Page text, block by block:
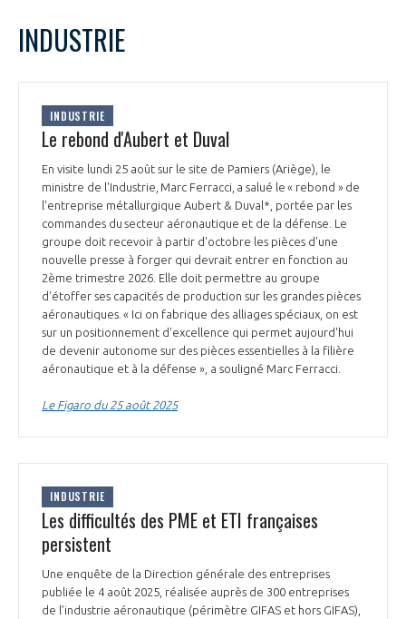
PRÉSENTATION
NOTRE VISION
NOS MISSIONS
NOTRE HISTOIRE
ORGANISATION
LE CONSEIL DU GIFAS
L’ÉQUIPE DU GIFAS
NOS RÉSEAUX À L'INTERNATIONAL
FONCTIONNEMENT
GEADS
COMITÉ AERO PME
STARTAIR
COMMISSIONS ET COMITÉS
ACCOMPAGNEMENT DE NOS ADHÉRENTS
LES PROGRAMMES DU GIFAS
UN ÉCOSYSTÈME INTÉGRÉ ET COHÉRENT
LA MÉDIATION
LE MÉDIATEUR DE LA FILIÈRE AÉRONAUTIQUE ET SPATIALE
MÉDIATION ET CHARTE D’ENGAGEMENT SUR LES RELATIONS ENTRE
LA MÉDIATION AU-DELÀ DE LA FILIÈRE AÉRONAUTIQUE ET SPATIALE
PRENDRE CONTACT AVEC LE MÉDIATEUR DE LA FILIÈRE
LE SALON DU BOURGET
L'OBSERVATOIRE
CHIFFRES CLÉS
LES ENJEUX
L
1 2
3
11
13
25
26 27 28 29 30
INDUSTRIE
INDUSTRIE
Le rebond d'Aubert et Duval
En visite lundi 25 août sur le site de Pamiers (Ariège), le
ministre de l'Industrie, Marc Ferracci, a salué le « rebond » de
l'entreprise métallurgique Aubert & Duval*, portée par les
commandes du secteur aéronautique et de la défense. Le
groupe doit recevoir à partir d'octobre les pièces d'une
nouvelle presse à forger qui devrait entrer en fonction au
2ème trimestre 2026. Elle doit permettre au groupe
d'étoffer ses capacités de production sur les grandes pièces
aéronautiques. « Ici on fabrique des alliages spéciaux, on est
sur un positionnement d'excellence qui permet aujourd'hui
de devenir autonome sur des pièces essentielles à la filière
aéronautique et à la défense », a souligné Marc Ferracci.
Le Figaro du 25 août 2025
INDUSTRIE
Les difficultés des PME et ETI françaises
persistent
Une enquête de la Direction générale des entreprises
publiée le 4 août 2025, réalisée auprès de 300 entreprises
de l’industrie aéronautique (périmètre GIFAS et hors GIFAS),
Rejoignez une filière d’excellence et développez
Découvrez les avantages d'adhérer au GIFAS.
programmes ...
DEMANDE D’ADHÉSION